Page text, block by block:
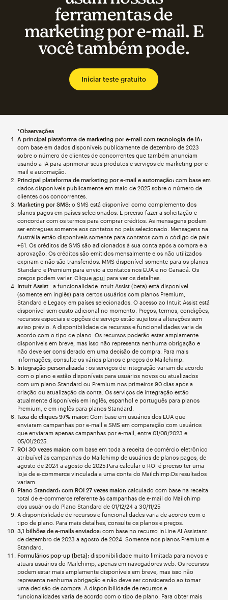
ferramentas de
marketing por e-mail. E
você também pode.
Iniciar teste gratuito
*Observações
A principal plataforma de marketing por e-mail com tecnologia de IA:
com base em dados disponíveis publicamente de dezembro de 2023
sobre o número de clientes de concorrentes que também anunciam
usando a IA para aprimorar seus produtos e serviços de marketing por e-
mail e automação.
Principal plataforma de marketing por e-mail e automação:com base em
dados disponíveis publicamente em maio de 2025 sobre o número de
clientes dos concorrentes.
Marketing por SMS:o SMS está disponível como complemento dos
planos pagos em países selecionados. É preciso fazer a solicitação e
concordar com os termos para comprar créditos. As mensagens podem
ser entregues somente aos contatos no país selecionado. Mensagens na
Austrália estão disponíveis somente para contatos com o código de país
+61. Os créditos de SMS são adicionados à sua conta após a compra e a
aprovação. Os créditos são emitidos mensalmente e os não utilizados
expiram e não são transferidos. MMS disponível somente para os planos
Standard e Premium para envio a contatos nos EUA e no Canadá. Os
preços podem variar. Clique aqui para ver os detalhes.
Intuit Assist: a funcionalidade Intuit Assist (beta) está disponível
(somente em inglês) para certos usuários com planos Premium,
Standard e Legacy em países selecionados. O acesso ao Intuit Assist está
disponível sem custo adicional no momento. Preços, termos, condições,
recursos especiais e opções de serviço estão sujeitos a alterações sem
aviso prévio. A disponibilidade de recursos e funcionalidades varia de
acordo com o tipo de plano. Os recursos poderão estar amplamente
disponíveis em breve, mas isso não representa nenhuma obrigação e
não deve ser considerado em uma decisão de compra. Para mais
informações, consulte os vários planos e preços do Mailchimp.
Integração personalizada: os serviços de integração variam de acordo
com o plano e estão disponíveis para usuários novos ou atualizados
com um plano Standard ou Premium nos primeiros 90 dias após a
criação ou atualização da conta. Os serviços de integração estão
atualmente disponíveis em inglês, espanhol e português para planos
Premium, e em inglês para planos Standard.
Taxa de cliques 97% maior:Com base em usuários dos EUA que
enviaram campanhas por e-mail e SMS em comparação com usuários
que enviaram apenas campanhas por e-mail, entre 01/08/2023 e
05/01/2025.
ROI 30 vezes maior:com base em toda a receita de comércio eletrônico
atribuível às campanhas do Mailchimp de usuários de planos pagos, de
agosto de 2024 a agosto de 2025.Para calcular o ROI é preciso ter uma
loja de e-commerce vinculada a uma conta do Mailchimp.Os resultados
variam.
Plano Standard: com ROI 27 vezes maior:calculado com base na receita
total de e-commerce referente às campanhas de e-mail do Mailchimp
dos usuários do Plano Standard de 01/12/24 a 30/11/25
A disponibilidade de recursos e funcionalidades varia de acordo com o
tipo de plano. Para mais detalhes, consulte os planos e preços.
3,1 bilhões de e-mails enviados:com base no recurso InLine AI Assistant
de dezembro de 2023 a agosto de 2024. Somente nos planos Premium e
Standard.
Formulários pop-up (beta):disponibilidade muito limitada para novos e
atuais usuários do Mailchimp, apenas em navegadores web. Os recursos
podem estar mais amplamente disponíveis em breve, mas isso não
representa nenhuma obrigação e não deve ser considerado ao tomar
uma decisão de compra. A disponibilidade de recursos e
funcionalidades varia de acordo com o tipo de plano. Para obter mais